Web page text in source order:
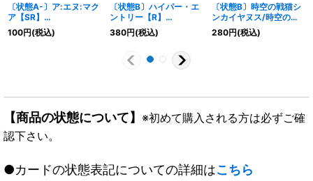
〔状態A-〕ア:エヌ:マク
ア【SR】
{26SD1M7/14}《自然》
100円(税込)
〔状態B〕ハイパー・エ
ントリー【R】
{P41/Y23}《光》
380円(税込)
〔状態B〕時空の戦猫シ
ンカイヤヌス/時空の戦
猫ヤヌスグレンオー
【U】
280円(税込)
【商品の状態について】 ※初めて購入される方は必ずご確
認下さい。
●カードの状態表記についての詳細はこちら